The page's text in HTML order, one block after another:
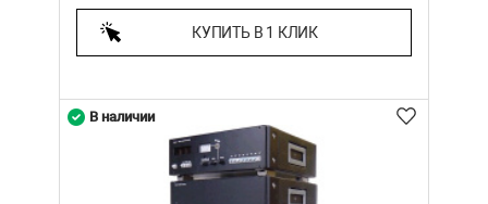
КУПИТЬ В 1 КЛИК
В наличии